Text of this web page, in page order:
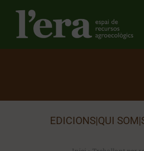
EDICIONS|QUI SOM|